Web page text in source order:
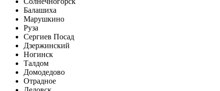
Балашиха
Марушкино
Руза
Сергиев Посад
Дзержинский
Ногинск
Талдом
Домодедово
Отрадное